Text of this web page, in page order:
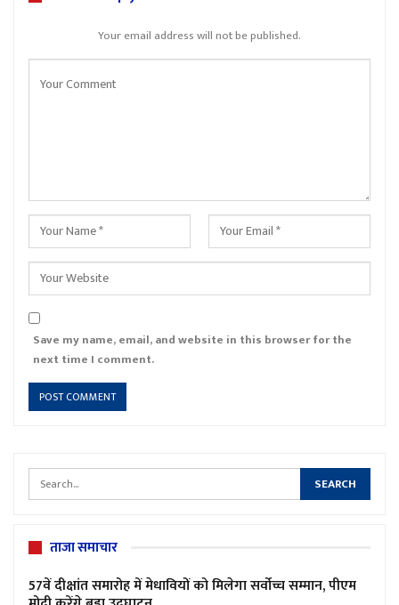
Your email address will not be published.
Save my name, email, and website in this browser for the
next time I comment.
ताजा समाचार
57वें दीक्षांत समारोह में मेधावियों को मिलेगा सर्वोच्च सम्मान, पीएम